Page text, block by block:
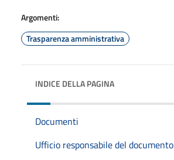
Argomenti:
Trasparenza amministrativa
INDICE DELLA PAGINA
Documenti
Ufficio responsabile del documento